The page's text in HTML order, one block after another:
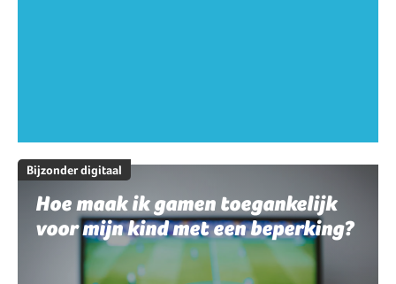
Bijzonder digitaal
Hoe maak ik gamen toegankelijk
voor mijn kind met een beperking?